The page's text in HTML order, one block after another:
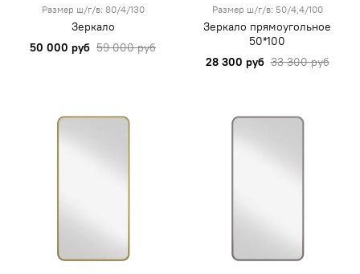
Размер ш/г/в: 80/4/130
Зеркало
50 000 руб 59 000 руб
Размер ш/г/в: 50/4,4/100
Зеркало прямоугольное
50*100
28 300 руб 33 300 руб